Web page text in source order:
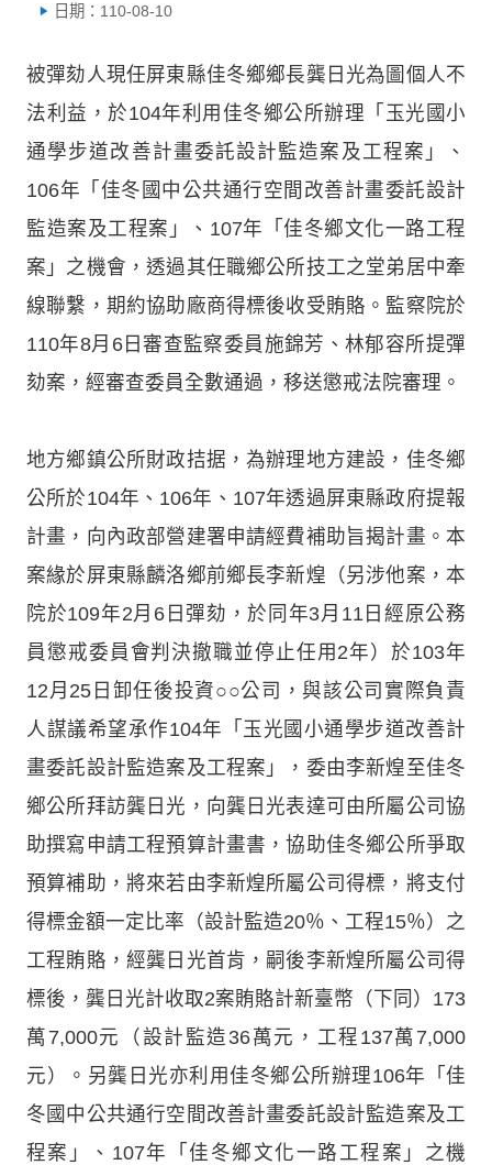
日期：110-08-10
被彈劾人現任屏東縣佳冬鄉鄉長龔日光為圖個人不
法利益，於104年利用佳冬鄉公所辦理「玉光國小
通學步道改善計畫委託設計監造案及工程案」、
106年「佳冬國中公共通行空間改善計畫委託設計
監造案及工程案」、107年「佳冬鄉文化一路工程
案」之機會，透過其任職鄉公所技工之堂弟居中牽
線聯繫，期約協助廠商得標後收受賄賂。監察院於
110年8月6日審查監察委員施錦芳、林郁容所提彈
劾案，經審查委員全數通過，移送懲戒法院審理。
地方鄉鎮公所財政拮据，為辦理地方建設，佳冬鄉
公所於104年、106年、107年透過屏東縣政府提報
計畫，向內政部營建署申請經費補助旨揭計畫。本
案緣於屏東縣麟洛鄉前鄉長李新煌（另涉他案，本
院於109年2月6日彈劾，於同年3月11日經原公務
員懲戒委員會判決撤職並停止任用2年）於103年
12月25日卸任後投資○○公司，與該公司實際負責
人謀議希望承作104年「玉光國小通學步道改善計
畫委託設計監造案及工程案」，委由李新煌至佳冬
鄉公所拜訪龔日光，向龔日光表達可由所屬公司協
助撰寫申請工程預算計畫書，協助佳冬鄉公所爭取
預算補助，將來若由李新煌所屬公司得標，將支付
得標金額一定比率（設計監造20％、工程15％）之
工程賄賂，經龔日光首肯，嗣後李新煌所屬公司得
標後，龔日光計收取2案賄賂計新臺幣（下同）173
萬7,000元（設計監造36萬元，工程137萬7,000
元）。另龔日光亦利用佳冬鄉公所辦理106年「佳
冬國中公共通行空間改善計畫委託設計監造案及工
程案」、107年「佳冬鄉文化一路工程案」之機